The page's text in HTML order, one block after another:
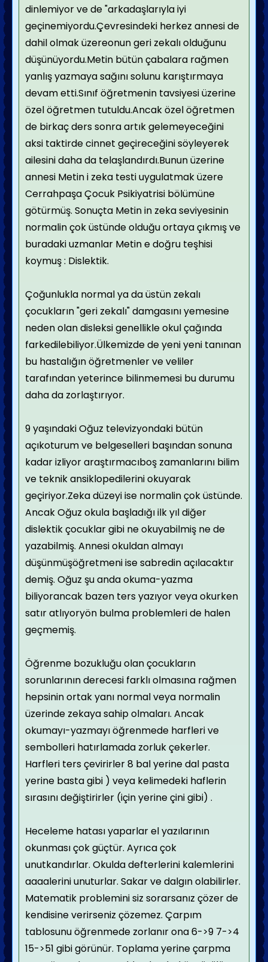
dinlemiyor ve de "arkadaşlarıyla iyi
geçinemiyordu.Çevresindeki herkez annesi de
dahil olmak üzereonun geri zekalı olduğunu
düşünüyordu.Metin bütün çabalara rağmen
yanlış yazmaya sağını solunu karıştırmaya
devam etti.Sınıf öğretmenin tavsiyesi üzerine
özel öğretmen tutuldu.Ancak özel öğretmen
de birkaç ders sonra artık gelemeyeceğini
aksi taktirde cinnet geçireceğini söyleyerek
ailesini daha da telaşlandırdı.Bunun üzerine
annesi Metin i zeka testi uygulatmak üzere
Cerrahpaşa Çocuk Psikiyatrisi bölümüne
götürmüş. Sonuçta Metin in zeka seviyesinin
normalin çok üstünde olduğu ortaya çıkmış ve
buradaki uzmanlar Metin e doğru teşhisi
koymuş : Dislektik.
Çoğunlukla normal ya da üstün zekalı
çocukların "geri zekalı" damgasını yemesine
neden olan disleksi genellikle okul çağında
farkedilebiliyor.Ülkemizde de yeni yeni tanınan
bu hastalığın öğretmenler ve veliler
tarafından yeterince bilinmemesi bu durumu
daha da zorlaştırıyor.
9 yaşındaki Oğuz televizyondaki bütün
açıkoturum ve belgeselleri başından sonuna
kadar izliyor araştırmacıboş zamanlarını bilim
ve teknik ansiklopedilerini okuyarak
geçiriyor.Zeka düzeyi ise normalin çok üstünde.
Ancak Oğuz okula başladığı ilk yıl diğer
dislektik çocuklar gibi ne okuyabilmiş ne de
yazabilmiş. Annesi okuldan almayı
düşünmüşöğretmeni ise sabredin açılacaktır
demiş. Oğuz şu anda okuma-yazma
biliyorancak bazen ters yazıyor veya okurken
satır atlıyoryön bulma problemleri de halen
geçmemiş.
Öğrenme bozukluğu olan çocukların
sorunlarının derecesi farklı olmasına rağmen
hepsinin ortak yanı normal veya normalin
üzerinde zekaya sahip olmaları. Ancak
okumayı-yazmayı öğrenmede harfleri ve
sembolleri hatırlamada zorluk çekerler.
Harfleri ters çevirirler 8 bal yerine dal pasta
yerine basta gibi ) veya kelimedeki haflerin
sırasını değiştirirler (için yerine çini gibi) .
Heceleme hatası yaparlar el yazılarının
okunması çok güçtür. Ayrıca çok
unutkandırlar. Okulda defterlerini kalemlerini
aaaalerini unuturlar. Sakar ve dalgın olabilirler.
Matematik problemini siz sorarsanız çözer de
kendisine verirseniz çözemez. Çarpım
tablosunu öğrenmede zorlanır ona 6->9 7->4
15->51 gibi görünür. Toplama yerine çarpma